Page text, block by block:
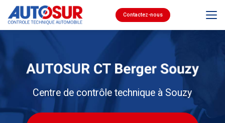
contenu
Contactez-nous
Centre de contrôle technique à Souzy